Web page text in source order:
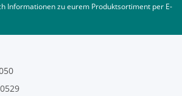
Informationen zu eurem Produktsortiment per E-